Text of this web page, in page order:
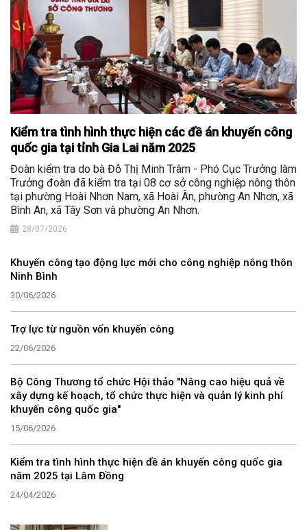
Kiểm tra tình hình thực hiện các đề án khuyến công
quốc gia tại tỉnh Gia Lai năm 2025
Đoàn kiểm tra do bà Đỗ Thị Minh Trâm - Phó Cục Trưởng làm
Trưởng đoàn đã kiểm tra tại 08 cơ sở công nghiệp nông thôn
tại phường Hoài Nhơn Nam, xã Hoài Ân, phường An Nhơn, xã
Bình An, xã Tây Sơn và phường An Nhơn.
28/07/2026
Khuyến công tạo động lực mới cho công nghiệp nông thôn
Ninh Bình
30/06/2026
Trợ lực từ nguồn vốn khuyến công
22/06/2026
Bộ Công Thương tổ chức Hội thảo "Nâng cao hiệu quả về
xây dựng kế hoạch, tổ chức thực hiện và quản lý kinh phí
khuyến công quốc gia"
15/06/2026
Kiểm tra tình hình thực hiện đề án khuyến công quốc gia
năm 2025 tại Lâm Đồng
24/04/2026